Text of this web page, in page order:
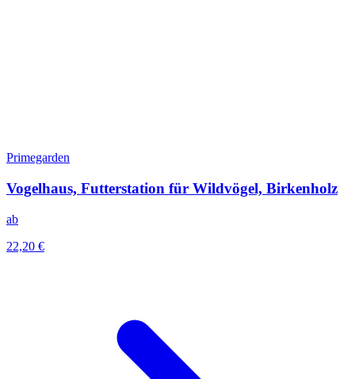
Primegarden
Vogelhaus, Futterstation für Wildvögel, Birkenholz
ab
22,20 €